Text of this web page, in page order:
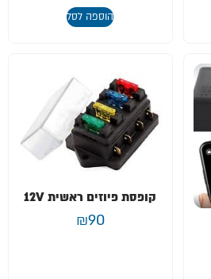
הוספה לסל
קופסת פיוזים ראשית 12V
₪90